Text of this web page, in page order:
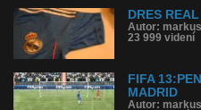
DRES
Autor:
23 999 videní
FIFA
MADRID
Autor: